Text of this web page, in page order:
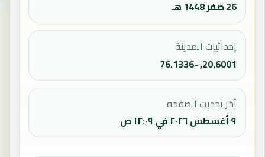
26 صفر 1448 هـ
إحداثيات المدينة
20.6001, -76.1336
آخر تحديث الصفحة
٩ أغسطس ٢٠٢٦ في ١٢:٠٩ ص